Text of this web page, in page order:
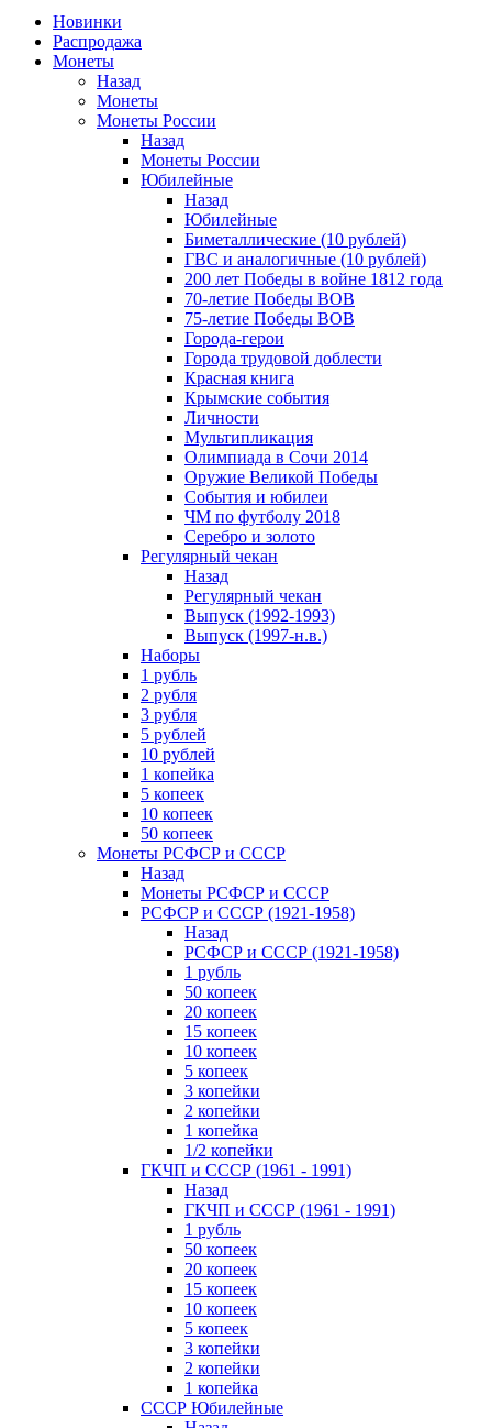
Новинки
Распродажа
Монеты
Назад
Монеты
Монеты России
Назад
Монеты России
Юбилейные
Назад
Юбилейные
Биметаллические (10 рублей)
ГВС и аналогичные (10 рублей)
200 лет Победы в войне 1812 года
70-летие Победы ВОВ
75-летие Победы ВОВ
Города-герои
Города трудовой доблести
Красная книга
Крымские события
Личности
Мультипликация
Олимпиада в Сочи 2014
Оружие Великой Победы
События и юбилеи
ЧМ по футболу 2018
Серебро и золото
Регулярный чекан
Назад
Регулярный чекан
Выпуск (1992-1993)
Выпуск (1997-н.в.)
Наборы
1 рубль
2 рубля
3 рубля
5 рублей
10 рублей
1 копейка
5 копеек
10 копеек
50 копеек
Монеты РСФСР и СССР
Назад
Монеты РСФСР и СССР
РСФСР и СССР (1921-1958)
Назад
РСФСР и СССР (1921-1958)
1 рубль
50 копеек
20 копеек
15 копеек
10 копеек
5 копеек
3 копейки
2 копейки
1 копейка
1/2 копейки
ГКЧП и СССР (1961 - 1991)
Назад
ГКЧП и СССР (1961 - 1991)
1 рубль
50 копеек
20 копеек
15 копеек
10 копеек
5 копеек
3 копейки
2 копейки
1 копейка
СССР Юбилейные